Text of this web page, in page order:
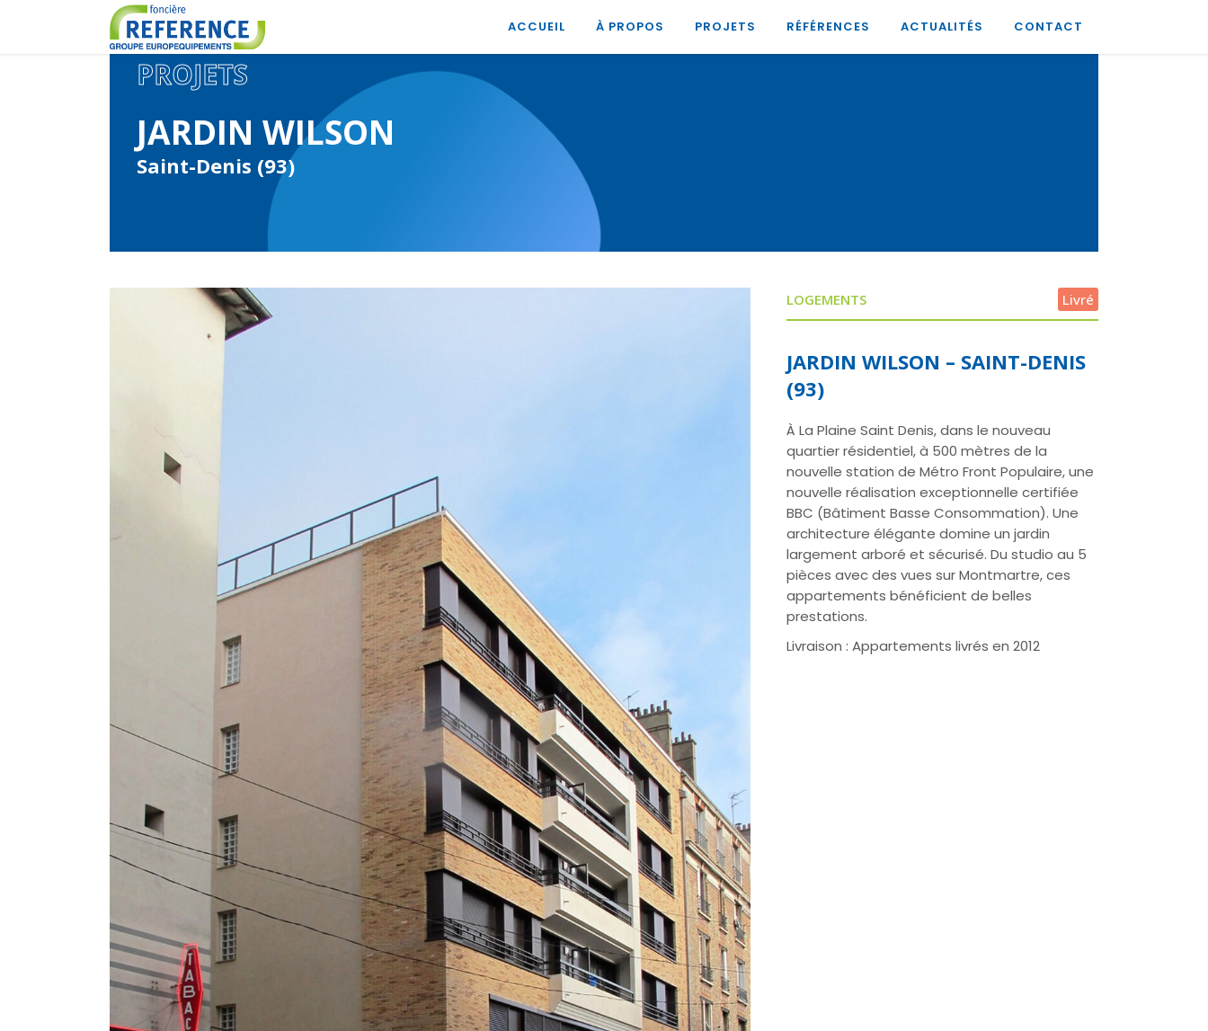
ACCUEIL À PROPOS PROJETS RÉFÉRENCES ACTUALITÉS CONTACT
PROJETS
JARDIN WILSON
Saint-Denis (93)
LOGEMENTS Livré
JARDIN WILSON – SAINT-DENIS
(93)
À La Plaine Saint Denis, dans le nouveau
quartier résidentiel, à 500 mètres de la
nouvelle station de Métro Front Populaire, une
nouvelle réalisation exceptionnelle certifiée
BBC (Bâtiment Basse Consommation). Une
architecture élégante domine un jardin
largement arboré et sécurisé. Du studio au 5
pièces avec des vues sur Montmartre, ces
appartements bénéficient de belles
prestations.
Livraison : Appartements livrés en 2012